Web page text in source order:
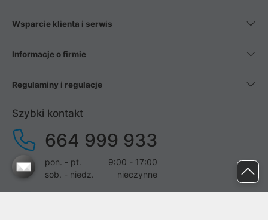
Wsparcie klienta i serwis
Informacje o firmie
Regulaminy i regulacje
Szybki kontakt
664 999 933
pon. - pt.
9:00 - 17:00
sob. - niedz.
nieczynne